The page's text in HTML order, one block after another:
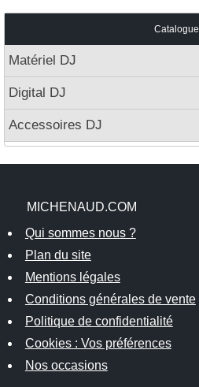
Catalogue
Matériel DJ
Digital DJ
Accessoires DJ
MICHENAUD.COM
Qui sommes nous ?
Plan du site
Mentions légales
Conditions générales de vente
Politique de confidentialité
Cookies : Vos préférences
Nos occasions